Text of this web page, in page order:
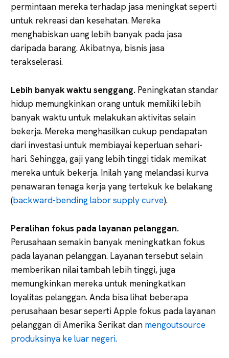
permintaan mereka terhadap jasa meningkat seperti
untuk rekreasi dan kesehatan. Mereka
menghabiskan uang lebih banyak pada jasa
daripada barang. Akibatnya, bisnis jasa
terakselerasi.
Lebih banyak waktu senggang. Peningkatan standar
hidup memungkinkan orang untuk memiliki lebih
banyak waktu untuk melakukan aktivitas selain
bekerja. Mereka menghasilkan cukup pendapatan
dari investasi untuk membiayai keperluan sehari-
hari. Sehingga, gaji yang lebih tinggi tidak memikat
mereka untuk bekerja. Inilah yang melandasi kurva
penawaran tenaga kerja yang tertekuk ke belakang
(backward-bending labor supply curve).
Peralihan fokus pada layanan pelanggan.
Perusahaan semakin banyak meningkatkan fokus
pada layanan pelanggan. Layanan tersebut selain
memberikan nilai tambah lebih tinggi, juga
memungkinkan mereka untuk meningkatkan
loyalitas pelanggan. Anda bisa lihat beberapa
perusahaan besar seperti Apple fokus pada layanan
pelanggan di Amerika Serikat dan mengoutsource
produksinya ke luar negeri.